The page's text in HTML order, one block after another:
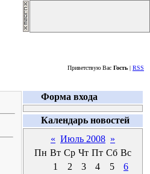
Приветствую Вас Гость | RSS
Форма входа
Календарь новостей
« Июль 2008 »
Пн Вт Ср Чт Пт Сб Вс
1
2 3 4 5
6